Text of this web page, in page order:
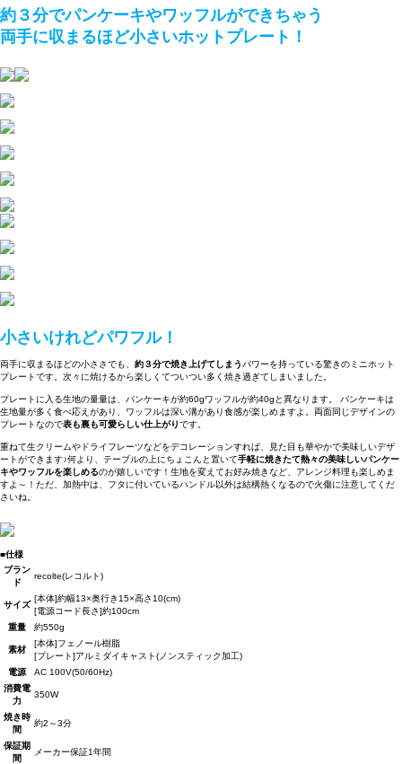
約３分でパンケーキやワッフルができちゃう
両手に収まるほど小さいホットプレート！
小さいけれどパワフル！
両手に収まるほどの小ささでも、 約３分で焼き上げてしまう パワーを持っている驚きのミニホット
プレートです。次々に焼けるから楽しくてついつい多く焼き過ぎてしまいました。
プレートに入る生地の量量は、パンケーキが約60gワッフルが約40gと異なります。 パンケーキは
生地量が多く食べ応えがあり、ワッフルは深い溝があり食感が楽しめますよ。両面同じデザインの
プレートなので表も裏も可愛らしい仕上がりです。
重ねて生クリームやドライフレーツなどをデコレーションすれば、見た目も華やかで美味しいデザ
ートができます♪何より、テーブルの上にちょこんと置いて手軽に焼きたて熱々の美味しいパンケー
キやワッフルを楽しめるのが嬉しいです！生地を変えてお好み焼きなど、アレンジ料理も楽しめま
すよ～！ただ、加熱中は、フタに付いているハンドル以外は結構熱くなるので火傷に注意してくだ
さいね。
■仕様
ブラン
ド
recolte(レコルト)
サイズ
[本体]約幅13×奥行き15×高さ10(cm)
[電源コード長さ]約100cm
重量
約550g
素材
[本体]フェノール樹脂
[プレート]アルミダイキャスト(ノンスティック加工)
電源
AC 100V(50/60Hz)
消費電
力
350W
焼き時
間
約2～3分
保証期
間
メーカー保証1年間